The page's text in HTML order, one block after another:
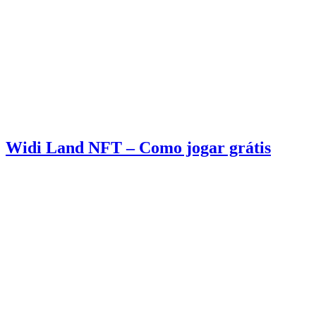
Widi Land NFT – Como jogar grátis